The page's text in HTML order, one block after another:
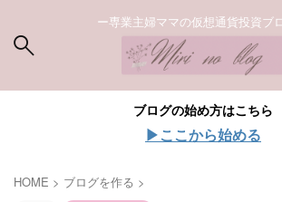
ー専業主婦ママの仮想通貨投資ブ
ブログの始め方はこちら
▶︎ここから始める
HOME > ブログを作る >